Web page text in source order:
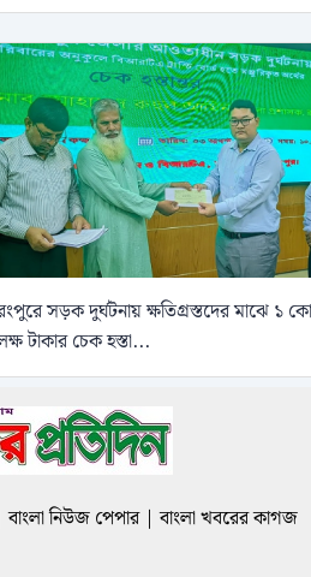
সড়ক দুর্ঘটনায় ক্ষতিগ্রস্তদের মাঝে ১
টাকার চেক হস্তা...
বাংলা নিউজ পেপার | বাংলা খবরের কাগজ